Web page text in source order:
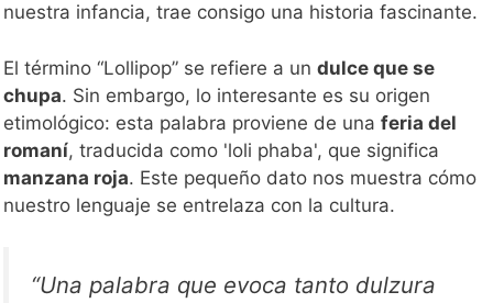
nuestra infancia, trae consigo una historia fascinante.
El término “Lollipop” se refiere a un dulce que se
chupa. Sin embargo, lo interesante es su origen
etimológico: esta palabra proviene de una feria del
romaní, traducida como 'loli phaba', que significa
manzana roja. Este pequeño dato nos muestra cómo
nuestro lenguaje se entrelaza con la cultura.
“Una palabra que evoca tanto dulzura